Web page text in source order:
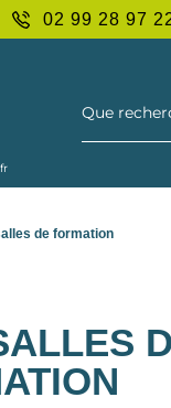
02 99 28 97
Que
de formation